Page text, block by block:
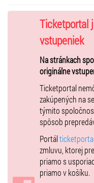
Peniak, Michal Fedor, Lucia
13.10.2025 LEVICE:
Peniak, Michal Fedor, Lucia
19.10.2025 KEŽMAROK:
Bocko, Dalibor Burgr,
20.10.2025 SKALICA:
Peniak, Michal Fedor,
26.10.2025 SENICA:
Peniak, Michal Fedor,
29.10.2025 SENEC:
Peniak, Michal Fedor,
Ticketportal
vstupeniek
Na stránkach
originálne
Ticketportal
zakúpených na
týmito
spôsob
Portál
zmluvu, ktorej
priamo s
priamo v košíku.